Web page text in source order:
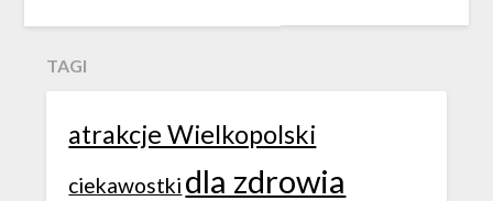
TAGI
atrakcje Wielkopolski
ciekawostki dla zdrowia